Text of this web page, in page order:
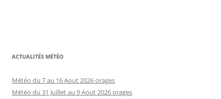
ACTUALITÉS MÉTÉO
Météo du 7 au 16 Aout 2026 orages
Météo du 31 Juillet au 9 Aout 2026 orages